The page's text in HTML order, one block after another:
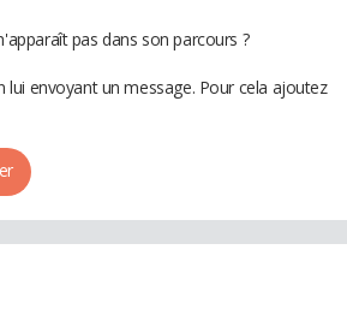
pas dans son parcours ?
envoyant un message. Pour cela ajoutez